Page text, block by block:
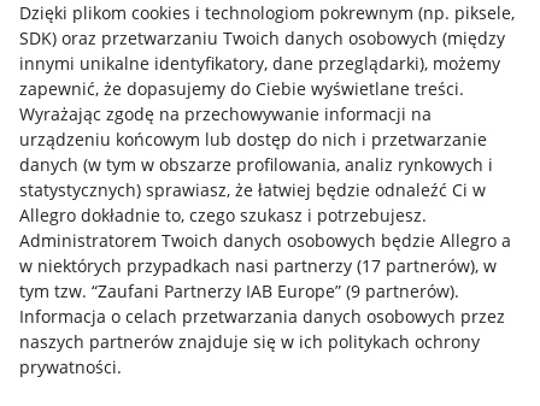
Dzięki plikom cookies i technologiom pokrewnym (np. piksele,
SDK) oraz przetwarzaniu Twoich danych osobowych (między
innymi unikalne identyfikatory, dane przeglądarki), możemy
zapewnić, że dopasujemy do Ciebie wyświetlane treści.
Wyrażając zgodę na przechowywanie informacji na
urządzeniu końcowym lub dostęp do nich i przetwarzanie
danych (w tym w obszarze profilowania, analiz rynkowych i
statystycznych) sprawiasz, że łatwiej będzie odnaleźć Ci w
Allegro dokładnie to, czego szukasz i potrzebujesz.
Administratorem Twoich danych osobowych będzie Allegro a
w niektórych przypadkach nasi partnerzy (17 partnerów), w
tym tzw. “Zaufani Partnerzy IAB Europe” (9 partnerów).
Informacja o celach przetwarzania danych osobowych przez
naszych partnerów znajduje się w ich politykach ochrony
prywatności.
Przydatne informacje
Jak to działa
Napisz do nas